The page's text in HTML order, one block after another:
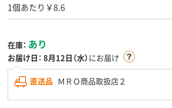
1個あたり￥8.6
在庫： あり
お届け日： 8月12日（水）にお届け
直送品 ＭＲＯ商品取扱店２